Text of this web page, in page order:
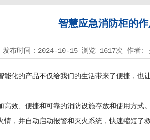
智慧应急消防柜的作
发布时间： 2024-10-15 浏览 1617次 作者:
的产品不仅给我们的生活带来了便捷，也
、便捷和可靠的消防设施存放和使用方式
，并自动启动报警和灭火系统，快速缩短了